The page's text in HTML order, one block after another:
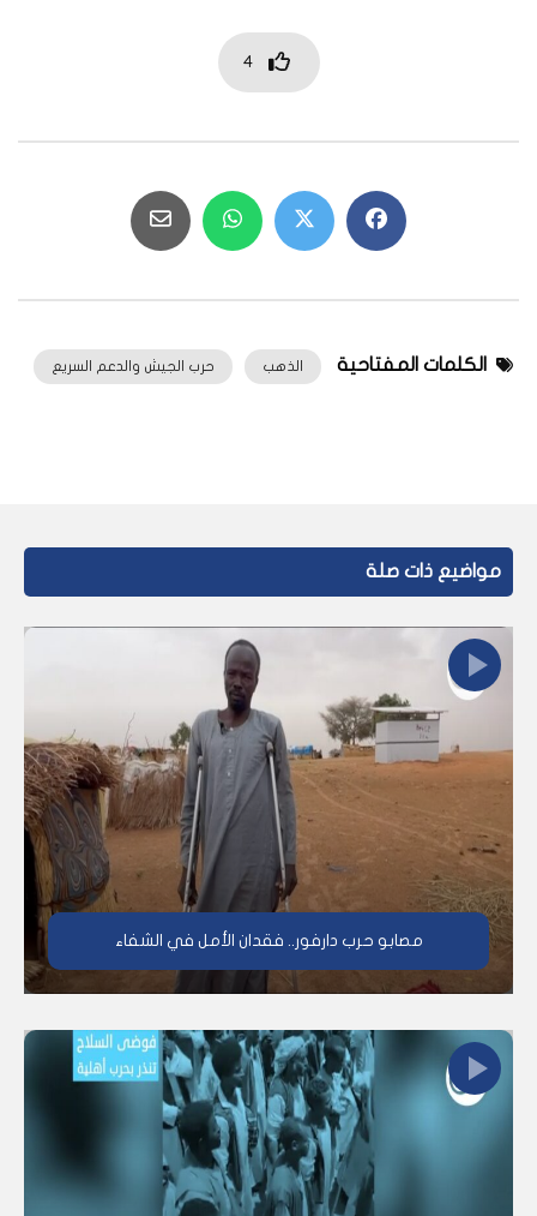
4
الكلمات المفتاحية الذهب حرب الجيش والدعم السريع
مواضيع ذات صلة
مصابو حرب دارفور.. فقدان الأمل في الشفاء